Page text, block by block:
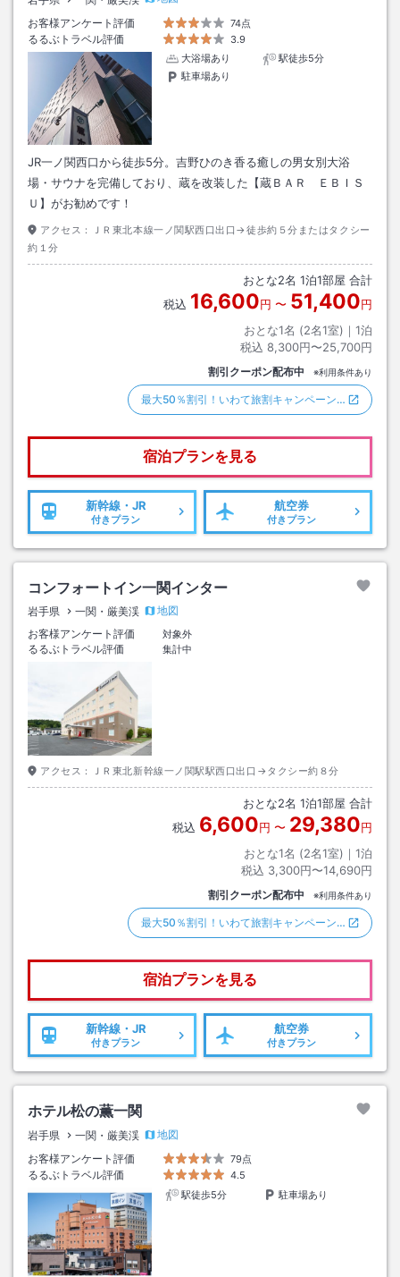
お客様アンケート評価
74点
るるぶトラベル評価
3.9
大浴場あり
駅徒歩5分
駐車場あり
JR一ノ関西口から徒歩5分。吉野ひのき香る癒しの男女別大浴
場・サウナを完備しており、蔵を改装した【蔵ＢＡＲ ＥＢＩＳ
Ｕ】がお勧めです！
アクセス：
ＪＲ東北本線一ノ関駅西口出口→徒歩約５分またはタクシー
約１分
おとな2名 1泊1部屋 合計
税込 16,600円 〜 51,400円
おとな1名 (2名1室)｜ 1泊
税込 8,300円〜25,700円
割引クーポン配布中 ※利用条件あり
最大50％割引！いわて旅割キャンペーン…
宿泊プランを見る
新幹線・JR
付きプラン
航空券
付きプラン
コンフォートイン一関インター
岩手県 一関・厳美渓
地図
お客様アンケート評価
対象外
るるぶトラベル評価 集計中
アクセス： ＪＲ東北新幹線一ノ関駅駅西口出口→タクシー約８分
おとな2名 1泊1部屋 合計
税込 6,600円 〜 29,380円
おとな1名 (2名1室)｜ 1泊
税込 3,300円〜14,690円
割引クーポン配布中 ※利用条件あり
最大50％割引！いわて旅割キャンペーン…
宿泊プランを見る
新幹線・JR
付きプラン
航空券
付きプラン
ホテル松の薫一関
岩手県 一関・厳美渓
地図
お客様アンケート評価
79点
るるぶトラベル評価
4.5
駅徒歩5分
駐車場あり